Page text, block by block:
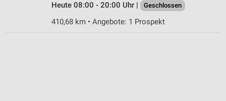
Heute 08:00 - 20:00 Uhr |
Geschlossen
410,68 km • Angebote: 1 Prospekt